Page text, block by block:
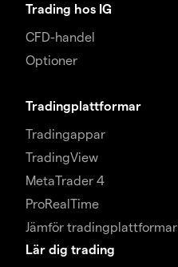
Trading hos IG
CFD-handel
Optioner
Tradingplattformar
Tradingappar
TradingView
MetaTrader 4
ProRealTime
Jämför tradingplattformar
Lär dig trading